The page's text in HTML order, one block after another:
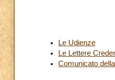
Le Udienze
Le Lettere
Comunicato